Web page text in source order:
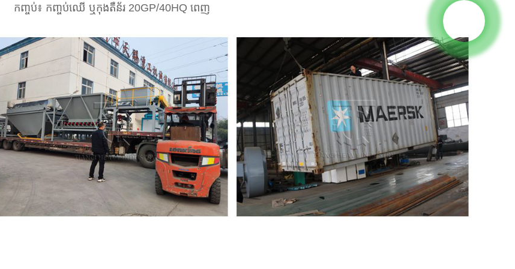
កញ្ចប់៖ កញ្ចប់ឈើ ឬកុងតឺន័រ 20GP/40HQ ពេញ